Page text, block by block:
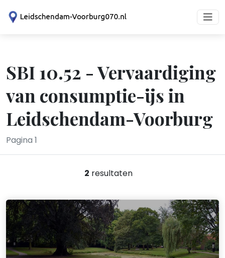
SBI 10.52 - Vervaardiging
van consumptie-ijs in
Leidschendam-Voorburg
Pagina 1
2 resultaten